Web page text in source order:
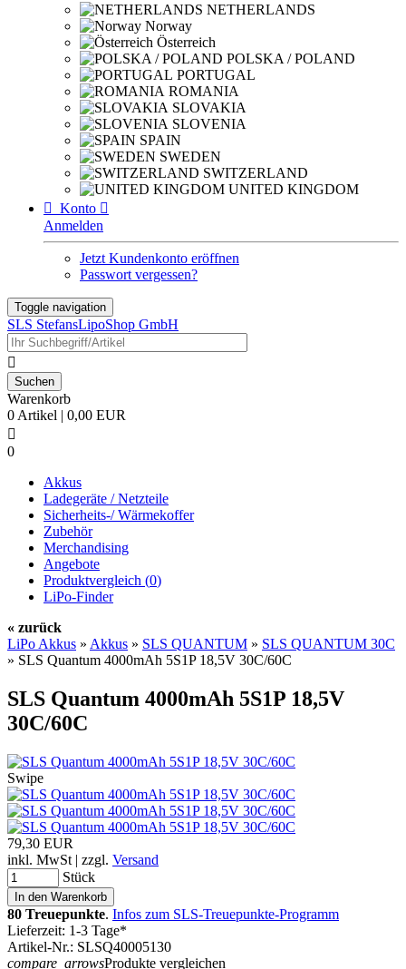
NETHERLANDS
Norway
Österreich
POLSKA / POLAND
PORTUGAL
ROMANIA
SLOVAKIA
SLOVENIA
SPAIN
SWEDEN
SWITZERLAND
UNITED KINGDOM
 Konto 
Anmelden
Jetzt Kundenkonto eröffnen
Passwort vergessen?
Toggle navigation
SLS StefansLipoShop GmbH

Warenkorb
0 Artikel | 0,00 EUR

0
Akkus
Ladegeräte / Netzteile
Sicherheits-/ Wärmekoffer
Zubehör
Merchandising
Angebote
Produktvergleich (0)
LiPo-Finder
« zurück
LiPo Akkus » Akkus » SLS QUANTUM » SLS QUANTUM 30C
» SLS Quantum 4000mAh 5S1P 18,5V 30C/60C
SLS Quantum 4000mAh 5S1P 18,5V
30C/60C
Swipe
79,30 EUR
inkl. MwSt | zzgl. Versand
Stück
80 Treuepunkte. Infos zum SLS-Treuepunkte-Programm
Lieferzeit: 1-3 Tage*
Artikel-Nr.: SLSQ40005130
compare_arrowsProdukte vergleichen